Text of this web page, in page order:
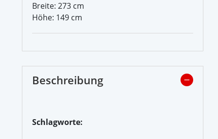
Breite: 273 cm
Höhe: 149 cm
Beschreibung
Schlagworte: